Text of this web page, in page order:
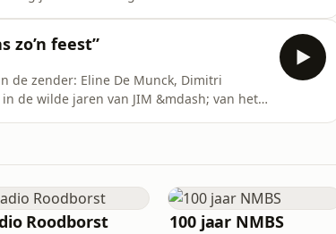
zo’n feest”
de zender: Eline De Munck, Dimitri
de wilde jaren van JIM &mdash; van het
terug op een iconisch programma
Roodborst 100 jaar NMBS